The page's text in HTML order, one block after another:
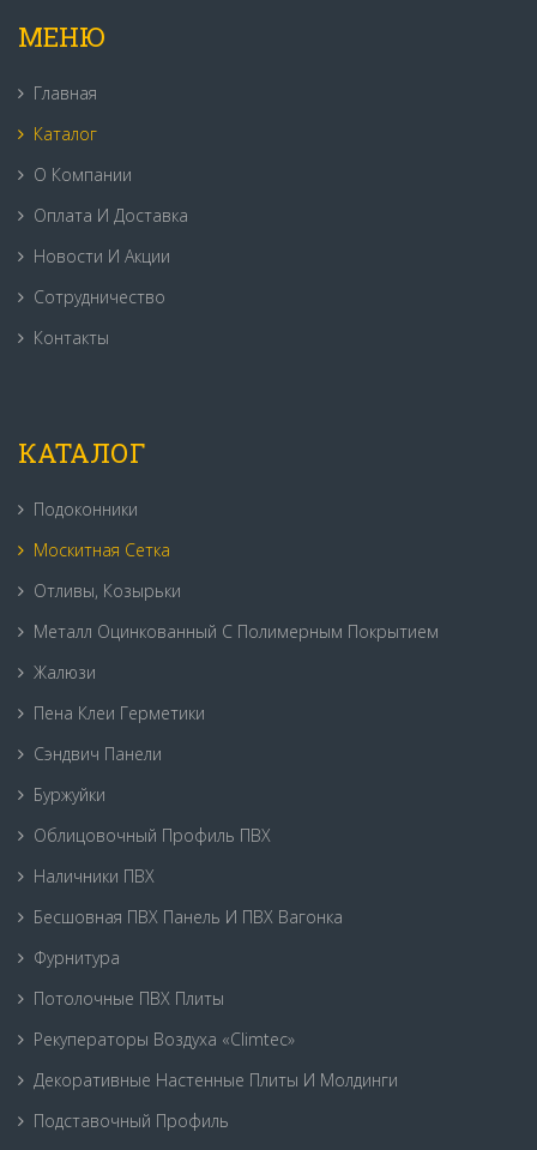
МЕНЮ
Главная
Каталог
О Компании
Оплата И Доставка
Новости И Акции
Сотрудничество
Контакты
КАТАЛОГ
Подоконники
Москитная Сетка
Отливы, Козырьки
Металл Оцинкованный С Полимерным Покрытием
Жалюзи
Пена Клеи Герметики
Сэндвич Панели
Буржуйки
Облицовочный Профиль ПВХ
Наличники ПВХ
Бесшовная ПВХ Панель И ПВХ Вагонка
Фурнитура
Потолочные ПВХ Плиты
Рекуператоры Воздуха «Climtec»
Декоративные Настенные Плиты И Молдинги
Подставочный Профиль